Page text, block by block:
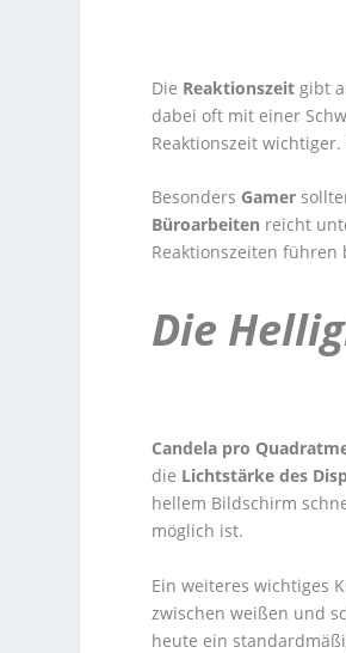
Die Reaktionszeit gibt
dabei oft mit einer
Reaktionszeit
Besonders Gamer
Büroarbeiten reicht
Reaktionszeiten
Die
Candela pro
die Lichtstärke des
hellem Bildschirm
möglich ist.
Ein weiteres wichtiges
zwischen weißen und
heute ein